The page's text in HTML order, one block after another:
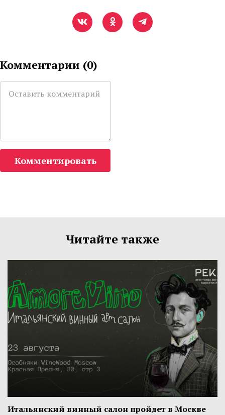
Комментарии (0)
Комментировать
Читайте также
Итальянский винный салон пройдет в Москве